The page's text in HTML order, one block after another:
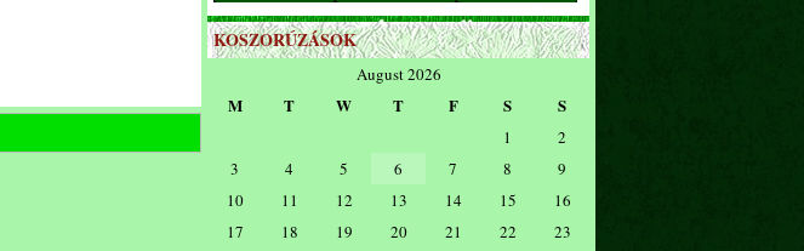
KOSZORÚZÁSOK
August 2026
M T W T F S S
1
2
3
4 5 6 7 8
9
10
11 12 13 14 15
16
17
18 19 20 21 22
23